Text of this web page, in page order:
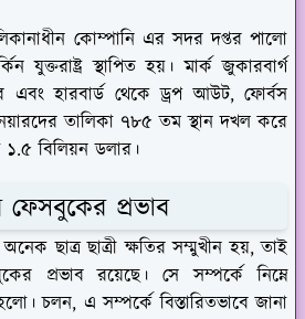
কোম্পানি এর সদর দপ্তর পালো
যুক্তরাষ্ট্র স্থাপিত হয়। মার্ক জুকারবার্গ
হারবার্ড থেকে ড্রপ আউট, ফোর্বস
তালিকা ৭৮৫ তম স্থান দখল করে
বিলিয়ন ডলার।
ফেসবুকের প্রভাব
ছাত্র ছাত্রী ক্ষতির সম্মুখীন হয়, তাই
প্রভাব রয়েছে। সে সম্পর্কে নিম্নে
চলন, এ সম্পর্কে বিস্তারিতভাবে জানা